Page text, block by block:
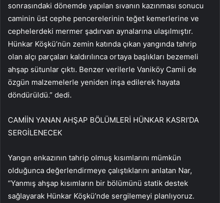
sonrasındaki dönemde yapılan sıvanın kazınması sonucu
caminin üst cephe pencerelerinin teğet kemerlerine ve
cephelerdeki mermer şadırvan aynalarına ulaşılmıştır.
Hünkar Köşkü’nün zemin katında çıkan yangında tahrip
olan alçı parçaları kaldırılınca ortaya başlıkları bezemeli
ahşap sütunlar çıktı. Benzer verilerle Vaniköy Camii de
özgün malzemelerle yeniden inşa edilerek hayata
döndürüldü.” dedi.
CAMİİN YANAN AHŞAP BÖLÜMLERİ HÜNKAR KASRI’DA
SERGİLENECEK
Yangın enkazının tahrip olmuş kısımlarını mümkün
olduğunca değerlendirmeye çalıştıklarını anlatan Nar,
“Yanmış ahşap kısımların bir bölümünü statik destek
sağlayarak Hünkar Köşkü’nde sergilemeyi planlıyoruz.